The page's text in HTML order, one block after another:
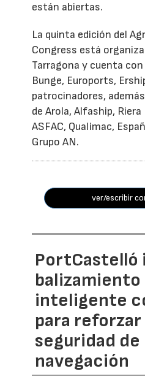
están abiertas.
La quinta edición del
Congress está
Tarragona y cuenta
Bunge, Euroports,
patrocinadores,
de Arola, Alfaship, Riera
ASFAC, Qualimac,
Grupo AN.
ver/escribir
PortCastelló
balizamiento
inteligente
para reforzar
seguridad de
navegación